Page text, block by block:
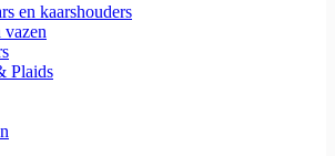
en kaarshouders
vazen
Plaids